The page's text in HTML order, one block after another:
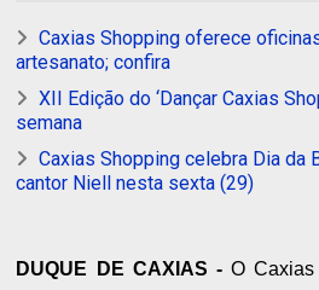
Caxias Shopping oferece
artesanato; confira
XII Edição do ‘Dançar Caxias
semana
Caxias Shopping celebra Dia da
cantor Niell nesta sexta (29)
DUQUE DE CAXIAS - O